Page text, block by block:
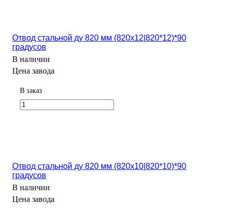
Отвод стальной ду 820 мм (820х12|820*12)*90
градусов
В наличии
Цена завода
В заказ
Отвод стальной ду 820 мм (820х10|820*10)*90
градусов
В наличии
Цена завода